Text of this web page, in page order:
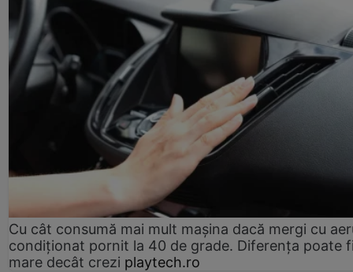
Cu cât consumă mai mult mașina dacă mergi cu
condiționat pornit la 40 de grade. Diferența poate
mare decât crezi playtech.ro